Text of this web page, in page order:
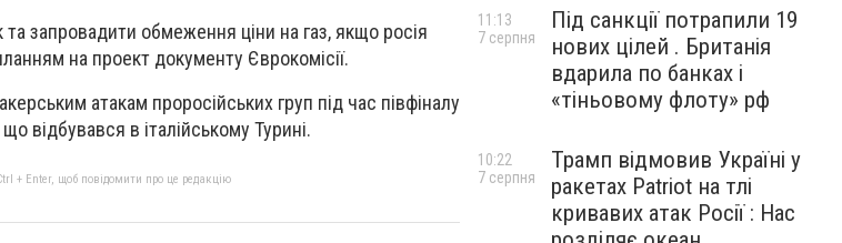
запровадити обмеження ціни на газ, якщо росія
на проект документу Єврокомісії.
атакам проросійських груп під час півфіналу
відбувався в італійському Турині.
+ Enter, щоб повідомити про це редакцію
Під санкції потрапили 19
нових цілей . Британія
вдарила по банках і
«тіньовому флоту» рф
11:13
7 серпня
Трамп відмовив Україні у
ракетах Patriot на тлі
кривавих атак Росії : Нас
10:22
7 серпня